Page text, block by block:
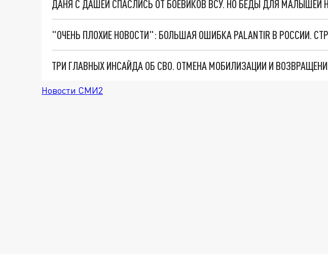
ДАНЯ С ДАШЕЙ СПАСЛИСЬ ОТ БОЕВИКОВ ВСУ. НО БЕДЫ ДЛЯ МАЛЫШЕЙ
Новости СМИ2